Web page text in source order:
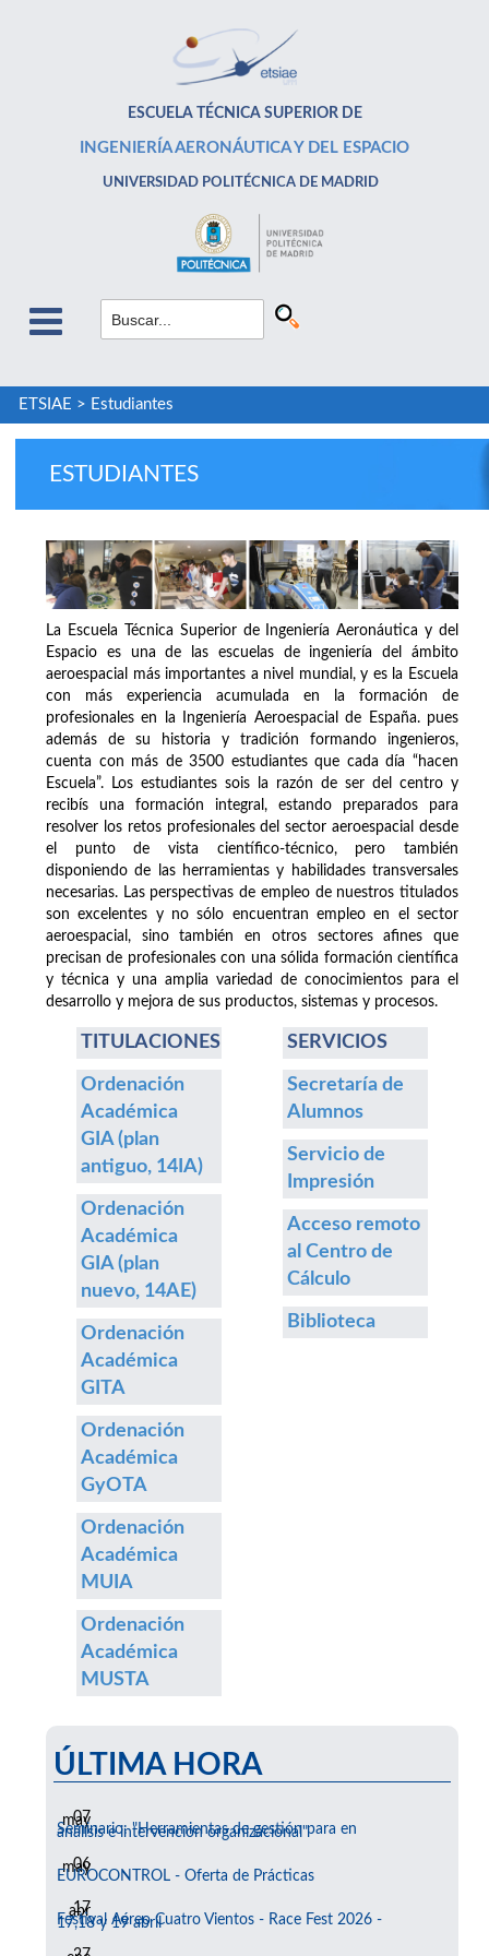
ESCUELA TÉCNICA SUPERIOR DE
INGENIERÍA AERONÁUTICA Y DEL ESPACIO
UNIVERSIDAD POLITÉCNICA DE MADRID
ETSIAE > Estudiantes
ESTUDIANTES
La Escuela Técnica Superior de Ingeniería Aeronáutica y del
Espacio es una de las escuelas de ingeniería del ámbito
aeroespacial más importantes a nivel mundial, y es la Escuela
con más experiencia acumulada en la formación de
profesionales en la Ingeniería Aeroespacial de España. pues
además de su historia y tradición formando ingenieros,
cuenta con más de 3500 estudiantes que cada día “hacen
Escuela”. Los estudiantes sois la razón de ser del centro y
recibís una formación integral, estando preparados para
resolver los retos profesionales del sector aeroespacial desde
el punto de vista científico-técnico, pero también
disponiendo de las herramientas y habilidades transversales
necesarias. Las perspectivas de empleo de nuestros titulados
son excelentes y no sólo encuentran empleo en el sector
aeroespacial, sino también en otros sectores afines que
precisan de profesionales con una sólida formación científica
y técnica y una amplia variedad de conocimientos para el
desarrollo y mejora de sus productos, sistemas y procesos.
TITULACIONES
Ordenación
Académica
GIA (plan
antiguo, 14IA)
Ordenación
Académica
GIA (plan
nuevo, 14AE)
Ordenación
Académica
GITA
Ordenación
Académica
GyOTA
Ordenación
Académica
MUIA
Ordenación
Académica
MUSTA
SERVICIOS
Secretaría de
Alumnos
Servicio de
Impresión
Acceso remoto
al Centro de
Cálculo
Biblioteca
ÚLTIMA HORA
07
may
Seminario: "Herramientas de gestión para en
análisis e intervención organizacional"
06
may
EUROCONTROL - Oferta de Prácticas
17
abr
Festival Aéreo Cuatro Vientos - Race Fest 2026 -
17,18 y 19 abril